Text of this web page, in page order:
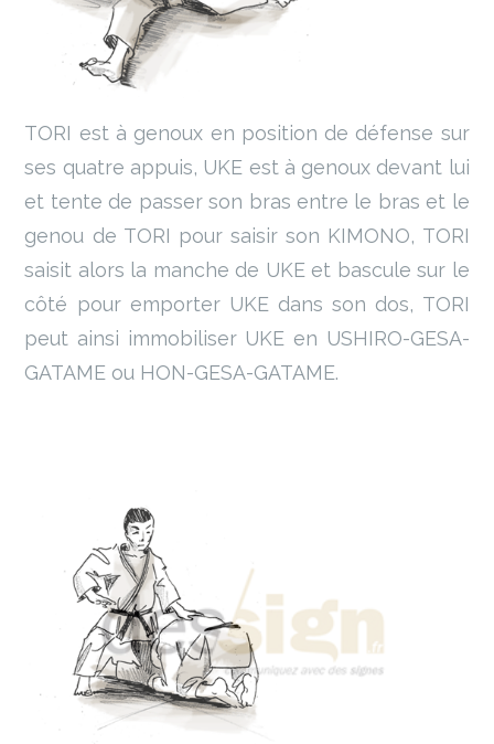
TORI est à genoux en position de défense sur
ses quatre appuis, UKE est à genoux devant lui
et tente de passer son bras entre le bras et le
genou de TORI pour saisir son KIMONO, TORI
saisit alors la manche de UKE et bascule sur le
côté pour emporter UKE dans son dos, TORI
peut ainsi immobiliser UKE en USHIRO-GESA-
GATAME ou HON-GESA-GATAME.